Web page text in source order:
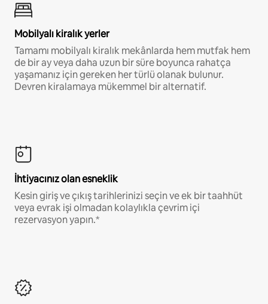
Mobilyalı kiralık yerler
Tamamı mobilyalı kiralık mekânlarda hem mutfak hem
de bir ay veya daha uzun bir süre boyunca rahatça
yaşamanız için gereken her türlü olanak bulunur.
Devren kiralamaya mükemmel bir alternatif.
İhtiyacınız olan esneklik
Kesin giriş ve çıkış tarihlerinizi seçin ve ek bir taahhüt
veya evrak işi olmadan kolaylıkla çevrim içi
rezervasyon yapın.*